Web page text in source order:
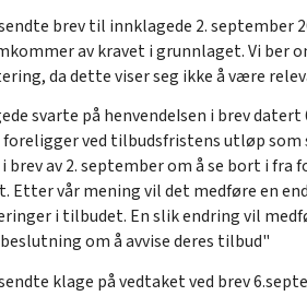
brev til innklagede 2.
av kravet i grunnlaget. Vi ber
da dette viser seg ikke å være
svarte på henvendeIsen i brev
ved tilbudsfristens utløp
i brev av 2. september om å se bort i
Etter vår mening vil det medføre en
i tilbudet. En slik endring vil
om å avvise deres tilbud"
klage på vedtaket ved brev